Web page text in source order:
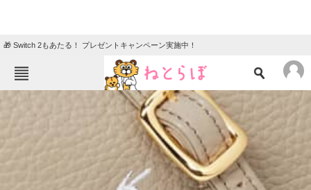
🎁 Switch 2もあたる！ プレゼントキャンペーン実施中！
ねとらぼメニュー
ニュース
クイズ
地域